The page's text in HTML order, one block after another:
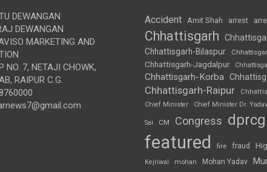
DEWANGAN
DEWANGAN
MARKETING AND
NO. 7, NETAJI CHOWK,
RAIPUR C.G.
Accident Amit Shah arrest
Chhattisgarh
Chhattisgarh-Bilaspur
Chhattisgarh-Jagdalpur
Chhattisgarh-Korba
Chhattisgarh-Raipur
Chief Minister
Chief Minister Dr. Yadav
Sai CM Congress dprcg
featured fire fraud
Kejriwal mohan Mohan Yadav